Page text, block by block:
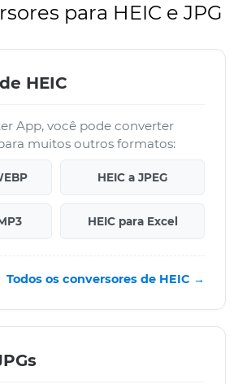
para HEIC e JPG
HEIC
App, você pode converter
muitos outros formatos:
HEIC a JPEG
HEIC para Excel
Todos os conversores de HEIC →